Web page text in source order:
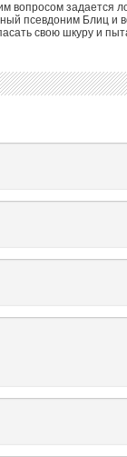
вопросом задается
псевдоним Блиц и
свою шкуру и